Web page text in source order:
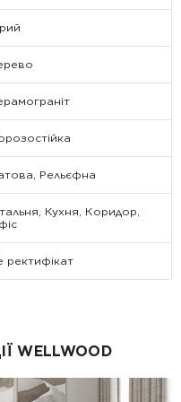
Рельєфна
Кухня, Коридор,
ректифікат
WELLWOOD